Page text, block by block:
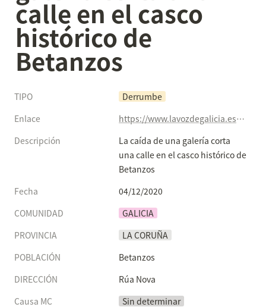
calle en el casco
histórico de
Betanzos
TIPO
Derrumbe
Enlace
https://www.lavozdegalicia.es/noticia/coruna/betanzos/2020/12/04/caida-galeria-corta-calle-casco-historico-betanzos/00031607076007677509759.htm
Descripción
La caída de una galería corta
una calle en el casco histórico de
Betanzos
Fecha
04/12/2020
COMUNIDAD
GALICIA
PROVINCIA
LA CORUÑA
POBLACIÓN
Betanzos
DIRECCIÓN
Rúa Nova
Causa MC
Sin determinar